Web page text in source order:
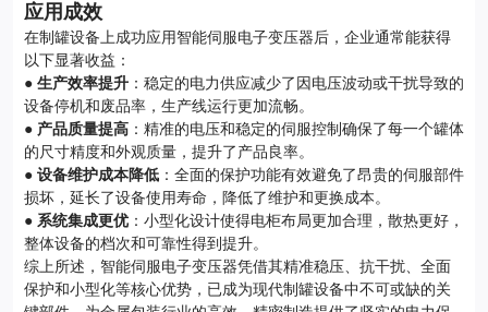
应用成效
在制罐设备上成功应用智能伺服电子变压器后，企业通常能获得
以下显著收益：
● 生产效率提升 ：稳定的电力供应减少了因电压波动或干扰导致的
设备停机和废品率，生产线运行更加流畅。
● 产品质量提高 ：精准的电压和稳定的伺服控制确保了每一个罐体
的尺寸精度和外观质量，提升了产品良率。
● 设备维护成本降低 ：全面的保护功能有效避免了昂贵的伺服部件
损坏，延长了设备使用寿命，降低了维护和更换成本。
● 系统集成更优 ：小型化设计使得电柜布局更加合理，散热更好，
整体设备的档次和可靠性得到提升。
综上所述，智能伺服电子变压器凭借其精准稳压、抗干扰、全面
保护和小型化等核心优势，已成为现代制罐设备中不可或缺的关